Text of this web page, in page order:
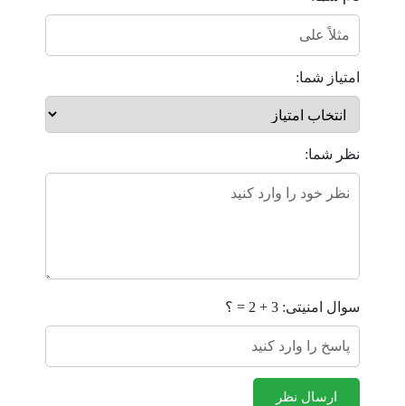
امتیاز شما:
نظر شما:
سوال امنیتی: 3 + 2 = ؟
ارسال نظر